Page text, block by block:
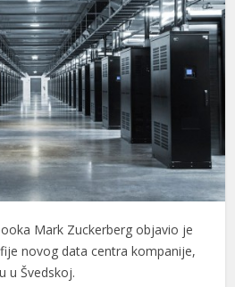
Mark Zuckerberg objavio je
novog data centra kompanije,
u Švedskoj.